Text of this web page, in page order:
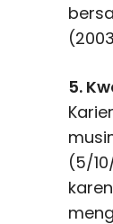
5.
(5/